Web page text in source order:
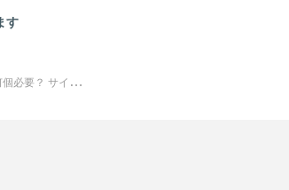
す
・容量の正解ガイド